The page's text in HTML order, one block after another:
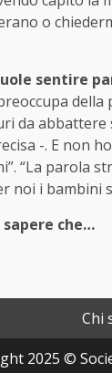
o
sentire
preoccupa
da abbattere
-. E non
“La parola
noi i bambini
sapere che…
Chi
2025 ©